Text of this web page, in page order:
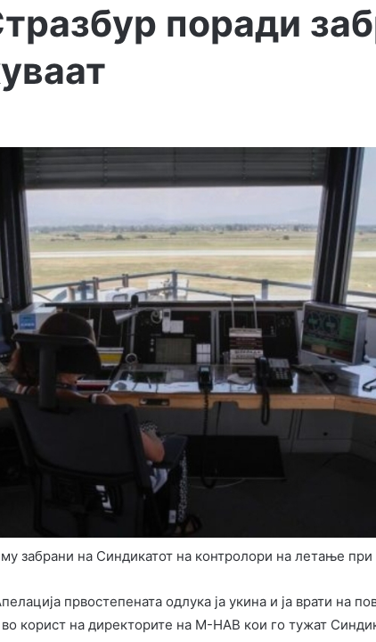
поради
забрани на Синдикатот на контролори на летање
првостепената одлука ја укина и ја врати на
корист на директорите на М-НАВ кои го тужат